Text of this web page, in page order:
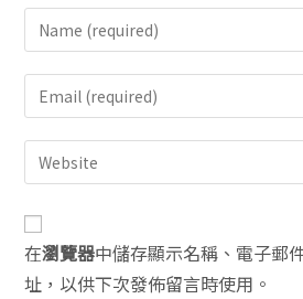
在瀏覽器中儲存顯示名稱、電子郵
址，以供下次發佈留言時使用。